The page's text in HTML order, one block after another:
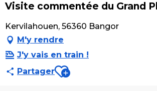
Visite commentée du Grand
Kervilahouen, 56360 Bangor
M'y rendre
J'y vais en train !
PartagerAjouter aux favoris